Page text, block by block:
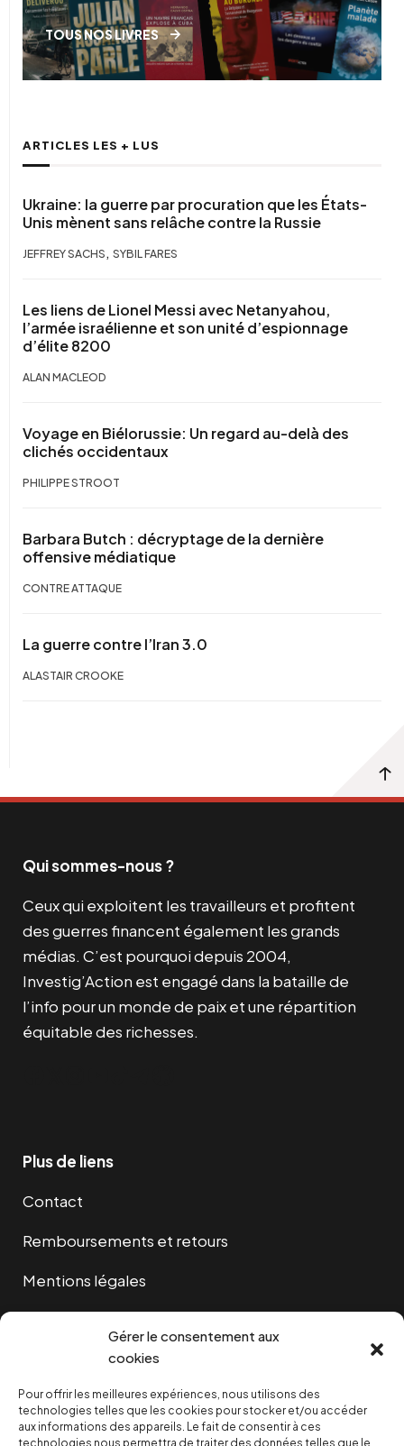
Gérer le consentement aux
cookies
Pour offrir les meilleures expériences, nous utilisons des
technologies telles que les cookies pour stocker et/ou accéder
aux informations des appareils. Le fait de consentir à ces
technologies nous permettra de traiter des données telles que le
TOUS NOS LIVRES
ARTICLES LES + LUS
Ukraine: la guerre par procuration que les États-
Unis mènent sans relâche contre la Russie
JEFFREY SACHS , SYBIL FARES
Les liens de Lionel Messi avec Netanyahou,
l’armée israélienne et son unité d’espionnage
d’élite 8200
ALAN MACLEOD
Voyage en Biélorussie: Un regard au-delà des
clichés occidentaux
PHILIPPE STROOT
Barbara Butch : décryptage de la dernière
offensive médiatique
CONTRE ATTAQUE
La guerre contre l’Iran 3.0
ALASTAIR CROOKE
Qui sommes-nous ?
Ceux qui exploitent les travailleurs et profitent
des guerres financent également les grands
médias. C’est pourquoi depuis 2004,
Investig’Action est engagé dans la bataille de
l’info pour un monde de paix et une répartition
équitable des richesses.
Plus de liens
Contact
Remboursements et retours
Mentions légales
NOUS SOUTENIR